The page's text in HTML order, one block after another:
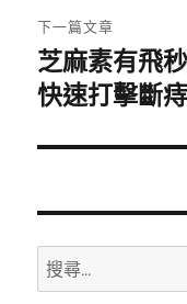
章:
下一篇文章
下
一
文
芝麻素有飛
快速打擊斷
搜
尋